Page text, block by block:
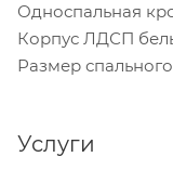
Односпальная
Корпус ЛДСП
Размер
Услуги